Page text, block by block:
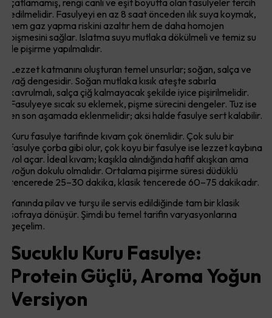
çatlamamış, rengi canlı ve eşit boyutta olan fasulyeler tercih
edilmelidir. Fasulyeyi en az 8 saat önceden ılık suya koymak,
hem gaz yapma riskini azaltır hem de daha homojen
pişmesini sağlar. Islatma suyu mutlaka dökülmeli ve temiz su
ile pişirme yapılmalıdır.
Lezzet katmanını oluşturan temel unsurlar; soğan, salça ve
yağ dengesidir. Soğan mutlaka kısık ateşte sabırla
kavrulmalı, salça çiğ kalmayacak şekilde iyice pişirilmelidir.
Fasulyeye sıcak su eklemek, pişme sürecini dengeler. Tuz ise
en son aşamada eklenmelidir; aksi halde fasulye sert kalabilir.
Kuru fasulye tarifinde kıvam çok önemlidir. Çok sulu bir
fasulye çorba gibi olur, çok koyu bir fasulye ise lezzet kaybına
yol açar. İdeal kıvam; kaşıkla alındığında hafif akışkan ama
yoğun dokulu olmalıdır. Ortalama pişirme süresi düdüklü
tencerede 25–30 dakika, klasik tencerede 60–75 dakikadır.
Yanında pilav ve turşu ile servis edildiğinde tam bir klasik
sofraya dönüşür. Şimdi bu temel tarifin varyasyonlarına
geçelim.
Sucuklu Kuru Fasulye:
Protein Güçlü, Aroma Yoğun
Versiyon